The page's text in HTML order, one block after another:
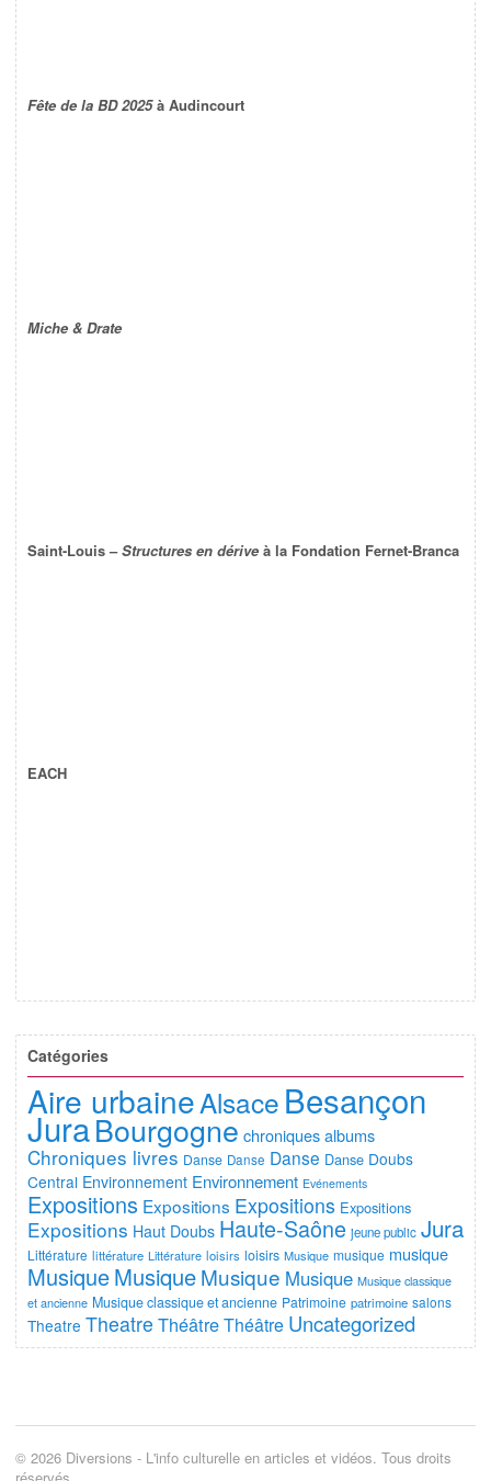
Fête de la BD 2025à Audincourt
Miche & Drate
Saint-Louis –Structures en dérive à la Fondation Fernet-Branca
EACH
Catégories
Aire urbaineAlsace Besançon
JuraBourgogne chroniques albums
Chroniques livres Danse Danse Danse Danse Doubs
Central Environnement Environnement Evénements
Expositions Expositions Expositions Expositions
Expositions Haut Doubs Haute-Saône jeune public Jura
Littérature littérature Littérature loisirs loisirs Musique musique musique
MusiqueMusiqueMusique Musique Musique classique
et ancienne Musique classique et ancienne Patrimoine patrimoine salons
Theatre Theatre ThéâtreThéâtre Uncategorized
© 2026 Diversions - L'info culturelle en articles et vidéos. Tous droits